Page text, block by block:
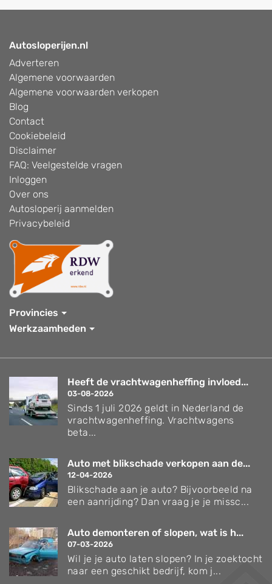
Autosloperijen.nl
Adverteren
Algemene voorwaarden
Algemene voorwaarden verkopen
Blog
Contact
Cookiebeleid
Disclaimer
FAQ: Veelgestelde vragen
Inloggen
Over ons
Autosloperij aanmelden
Privacybeleid
Provincies
Werkzaamheden
Heeft de vrachtwagenheffing invloed...
03-08-2026
Sinds 1 juli 2026 geldt in Nederland de
vrachtwagenheffing. Vrachtwagens
beta...
Auto met blikschade verkopen aan de...
12-04-2026
Blikschade aan je auto? Bijvoorbeeld na
een aanrijding? Dan vraag je je missc...
Auto demonteren of slopen, wat is h...
07-03-2026
Wil je je auto laten slopen? In je zoektocht
naar een geschikt bedrijf, kom j...